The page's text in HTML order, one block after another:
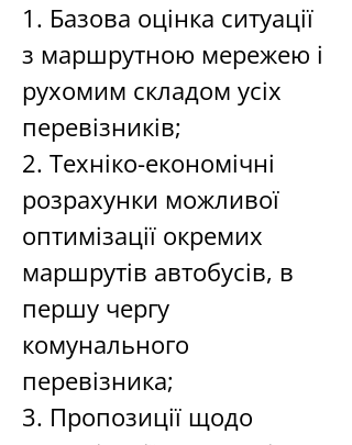
1. Базова оцінка ситуації
з маршрутною мережею і
рухомим складом усіх
перевізників;
2. Техніко-економічні
розрахунки можливої
оптимізації окремих
маршрутів автобусів, в
першу чергу
комунального
перевізника;
3. Пропозиції щодо